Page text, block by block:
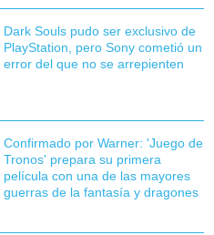
Dark Souls pudo ser exclusivo de
PlayStation, pero Sony cometió un
error del que no se arrepienten
Confirmado por Warner: 'Juego de
Tronos' prepara su primera
película con una de las mayores
guerras de la fantasía y dragones